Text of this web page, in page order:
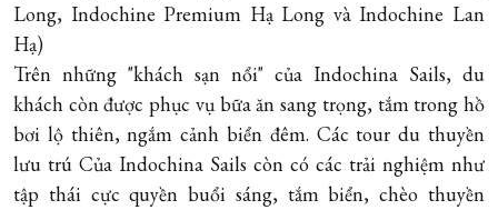
Long, Indochine Premium Hạ Long và Indochine Lan
Hạ)
Trên những "khách sạn nổi" của Indochina Sails, du
khách còn được phục vụ bữa ăn sang trọng, tắm trong hồ
bơi lộ thiên, ngắm cảnh biển đêm. Các tour du thuyền
lưu trú Của Indochina Sails còn có các trải nghiệm như
tập thái cực quyền buổi sáng, tắm biển, chèo thuyền